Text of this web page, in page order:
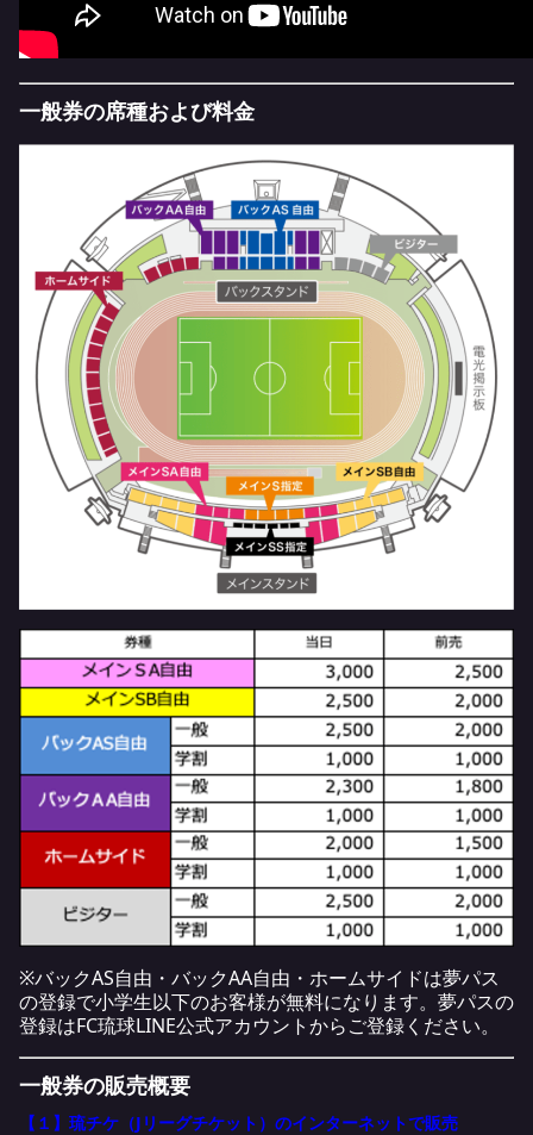
一般券の席種および料金
※バックAS自由・バックAA自由・ホームサイドは夢パス
の登録で小学生以下のお客様が無料になります。夢パスの
登録はFC琉球LINE公式アカウントからご登録ください。
一般券の販売概要
【１】琉チケ（Jリーグチケット）のインターネットで販売